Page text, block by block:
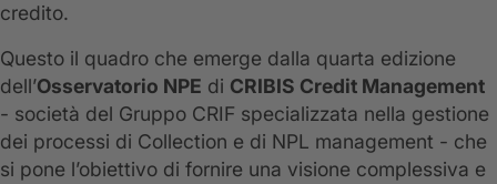
credito.
Questo il quadro che emerge dalla quarta edizione
dell’Osservatorio NPE di CRIBIS Credit Management
- società del Gruppo CRIF specializzata nella gestione
dei processi di Collection e di NPL management - che
si pone l’obiettivo di fornire una visione complessiva e